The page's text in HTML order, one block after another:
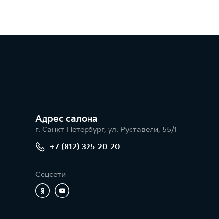
Адрес салонa
г. Санкт-Петербург, ул. Руставели, 55/1
+7 (812) 325-20-20
Соцсети